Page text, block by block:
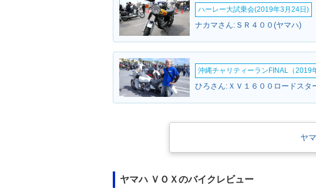
ハーレー大試乗会(2019年3月24日)
ナカマさん:ＳＲ４００(ヤマハ)
沖縄チャリティーランFINAL（2019
ひろさん:ＸＶ１６００ロードスタ
ヤ
ヤマハ ＶＯＸのバイクレビュー